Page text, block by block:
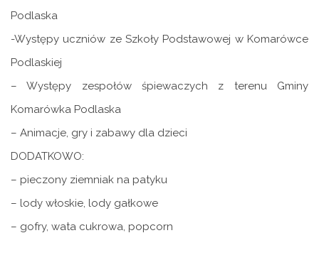
Podlaska
-Występy uczniów ze Szkoły Podstawowej w Komarówce
Podlaskiej
– Występy zespołów śpiewaczych z terenu Gminy
Komarówka Podlaska
– Animacje, gry i zabawy dla dzieci
DODATKOWO:
– pieczony ziemniak na patyku
– lody włoskie, lody gałkowe
– gofry, wata cukrowa, popcorn